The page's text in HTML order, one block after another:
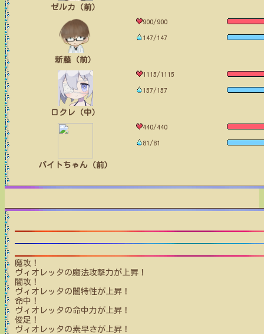
ゼルカ（前）
新藤（前）
900/900
147/147
ロクレ（中）
1115/1115
157/157
バイトちゃん（前）
440/440
81/81
魔攻！
ヴィオレッタの魔法攻撃力が上昇！
闇攻！
ヴィオレッタの闇特性が上昇！
命中！
ヴィオレッタの命中力が上昇！
俊足！
ヴィオレッタの素早さが上昇！